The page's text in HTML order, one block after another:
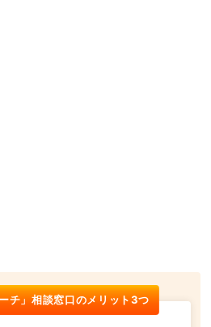
チ」相談窓口のメリット3つ